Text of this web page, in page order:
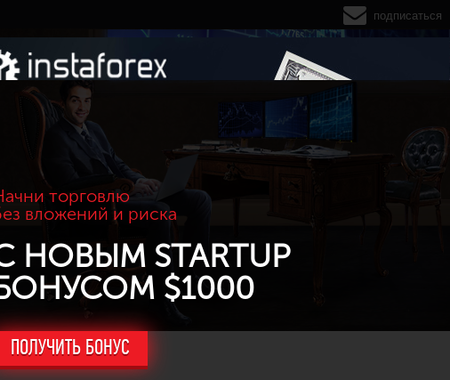
торговлю
вложений и риска
НОВЫМ STARTUP
$1000
ПОЛУЧИТЬ БОНУС
подписаться